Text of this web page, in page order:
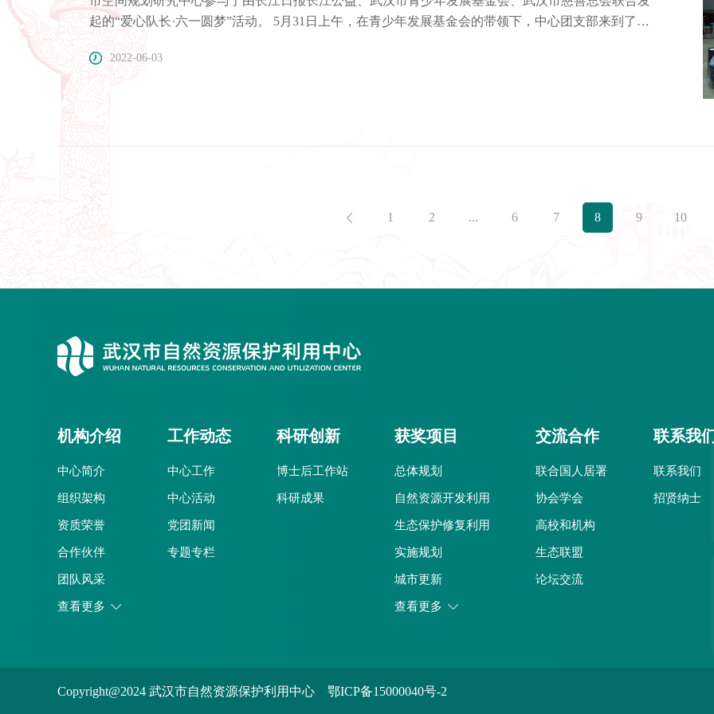
起的“爱心队长·六一圆梦”活动。 5月31日上午，在青少年发展基金会的带领下，中心团支部来到了武
汉市青山小学，与困境家庭学生一起互动交流，并为他们送去了课外书籍和学习用品。……
2022-06-03
1 2 ... 6 7 8 9 10
机构介绍
中心简介
组织架构
资质荣誉
合作伙伴
团队风采
视频中心
查看更多
工作动态
中心工作
中心活动
党团新闻
专题专栏
科研创新
博士后工作站
科研成果
获奖项目
总体规划
自然资源开发利用
生态保护修复利用
实施规划
城市更新
城市设计
历史保护
查看更多
交流合作
联合国人居署
协会学会
高校和机构
生态联盟
论坛交流
联系我
联系我们
招贤纳士
Copyright@2024 武汉市自然资源保护利用中心 鄂ICP备15000040号-2